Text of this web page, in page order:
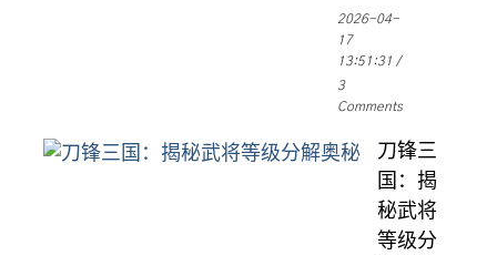
2026-04-
17
13:51:31
3
Comments
刀锋三
国：揭
秘武将
等级分